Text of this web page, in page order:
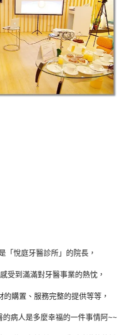
「悅庭牙醫診所」的院長，
受到滿滿對牙醫事業的熱忱，
購置、服務完整的提供等等，
病人是多麼幸福的一件事情阿~~